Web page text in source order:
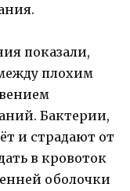
показали,
плохим
Бактерии,
и страдают от
в кровоток
оболочки